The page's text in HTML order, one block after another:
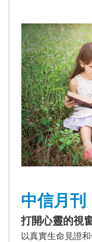
中信月刊
打開心靈的視
以真實生命見證